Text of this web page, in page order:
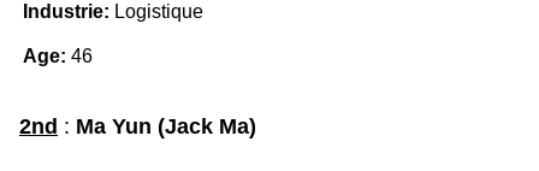
Industrie: Logistique
Age: 46
2nd : Ma Yun (Jack Ma)